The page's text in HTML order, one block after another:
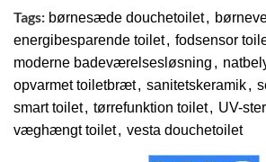
Tags: børnesæde douchetoilet,
energibesparende toilet, fodsensor
moderne badeværelsesløsning ,
opvarmet toiletbræt, sanitetskeramik,
smart toilet, tørrefunktion toilet, UV-
væghængt toilet, vesta douchetoilet